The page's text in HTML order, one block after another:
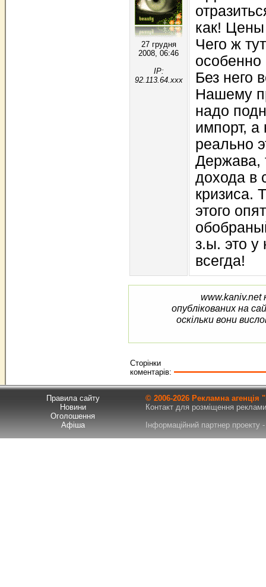
27 грудня
2008, 06:46
IP:
92.113.64.xxx
как!
Чего ж
Без него
Нашему
надо
импорт, а
реально
Держава,
дохода в
кризиса.
этого
з.ы. это у
всегда!
www.kaniv.net
опублікованих на
оскільки вони
Сторінки
коментарів:
Правила сайту
Новини
Оголошення
Афіша
© 2006-2026 Рекламна
Контакт для розміщення
Інформаційний партнер проекту